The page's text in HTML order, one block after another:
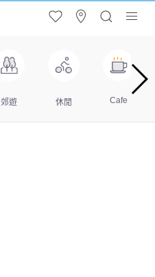
郊遊 休閒 Cafe